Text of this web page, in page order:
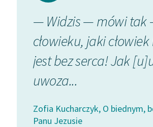
O projekcie
Zasady wykorzystania
Materiały promocyjne
— Widzis — mówi tak
cłowieku, jaki
jest bez serca! Jak
uwoza...
Zofia Kucharczyk, O biednym,
Panu Jezusie